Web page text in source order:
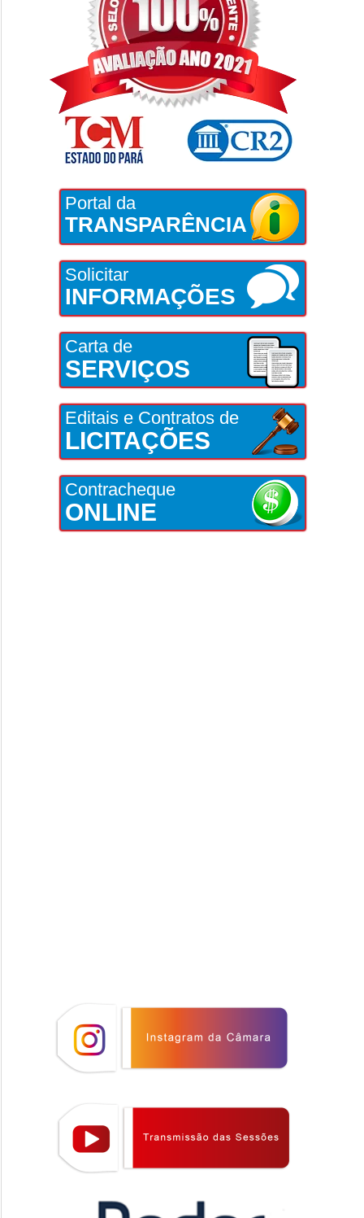
Portal da
TRANSPARÊNCIA
Solicitar
INFORMAÇÕES
Carta de
SERVIÇOS
Editais e Contratos de
LICITAÇÕES
Contracheque
ONLINE